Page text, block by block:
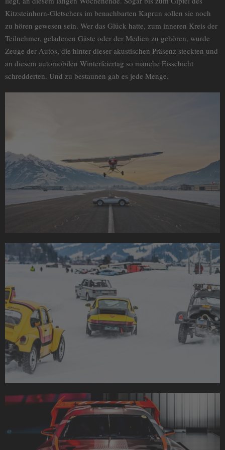
Kitzsteinhorn-Gletschers im benachbarten Kaprun sollen sie noch
zu hören gewesen sein. Wer das Glück hatte, zum inneren Kreis der
Teilnehmer, geladenen Gäste oder der Medien zu gehören, wurde
Zeuge der Autos, die hinter dieser akustischen Präsenz steckten und
an diesem automobilen Winterfeiertag so manche Eisschicht
schredderten. Und zu bestaunen gab es jede Menge.